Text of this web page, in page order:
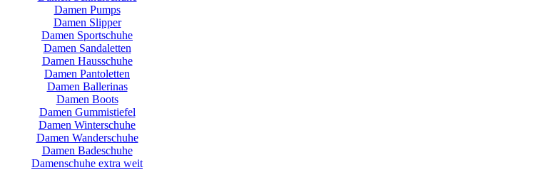
Damen Pumps
Damen Slipper
Damen Sportschuhe
Damen Sandaletten
Damen Hausschuhe
Damen Pantoletten
Damen Ballerinas
Damen Boots
Damen Gummistiefel
Damen Winterschuhe
Damen Wanderschuhe
Damen Badeschuhe
Damenschuhe extra weit